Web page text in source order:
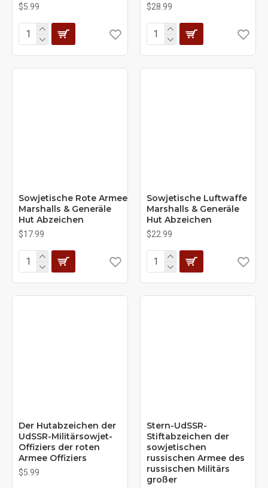
$5.99 $28.99
Sowjetische Rote Armee
Marshalls & Generäle
Hut Abzeichen
$17.99
Sowjetische Luftwaffe
Marshalls & Generäle
Hut Abzeichen
$22.99
Der Hutabzeichen der
UdSSR-Militärsowjet-
Offiziers der roten
Armee Offiziers
$5.99
Stern-UdSSR-
Stiftabzeichen der
sowjetischen
russischen Armee des
russischen Militärs
großer